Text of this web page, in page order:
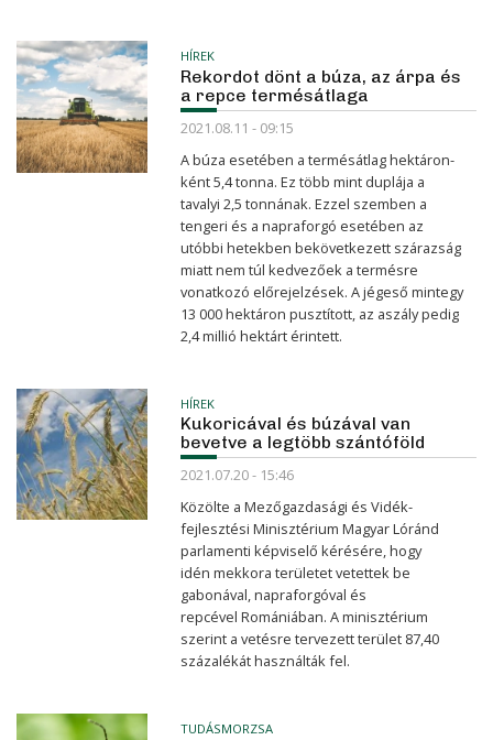
HÍREK
Rekordot dönt a búza, az árpa és
a repce termésátlaga
2021.08.11 - 09:15
A búza esetében a termésátlag hektáron­
ként 5,4 tonna. Ez több mint duplája a
tavalyi 2,5 tonnának. Ezzel szemben a
tengeri és a napraforgó esetében az
utóbbi hetekben bekövet­kezett szárazság
miatt nem túl kedvezőek a termésre
vonatkozó előre­jelzések. A jég­eső mintegy
13 000 hektáron pusztított, az aszály pedig
2,4 millió hektárt érintett.
HÍREK
Kukoricával és búzával van
bevetve a legtöbb szántóföld
2021.07.20 - 15:46
Közölte a Mezőgazdasági és Vidék­
fejlesztési Minisztérium Magyar Lóránd
parlamenti képviselő kérésére, hogy
idén mekkora területet vetettek be
gabonával, napra­­forgóval és
repcével Romániában. A minisz­térium
szerint a vetésre tervezett terület 87,40
százalékát használták fel.
TUDÁSMORZSA